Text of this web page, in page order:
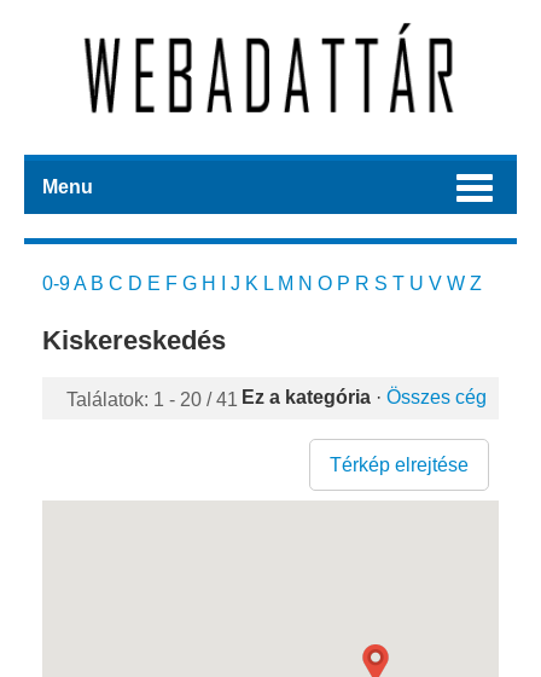
Menu
0-9A B C D E F G H J K L M N O P R S T U V W Z
Kiskereskedés
Találatok: 1 - 20 / 41 Ez a kategória · Összes cég
Térkép elrejtése